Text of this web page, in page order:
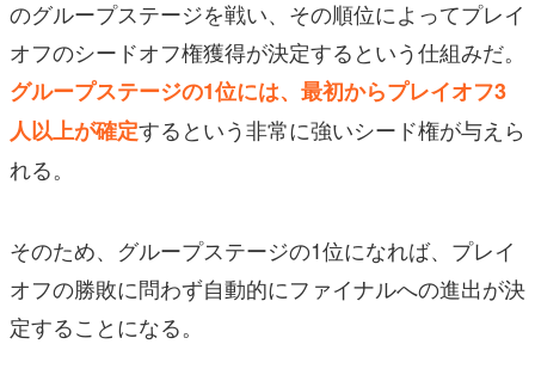
のグループステージを戦い、その順位によってプレイ
オフのシードオフ権獲得が決定するという仕組みだ。
グループステージの1位には、最初からプレイオフ3
人以上が確定するという非常に強いシード権が与えら
れる。
そのため、グループステージの1位になれば、プレイ
オフの勝敗に問わず自動的にファイナルへの進出が決
定することになる。